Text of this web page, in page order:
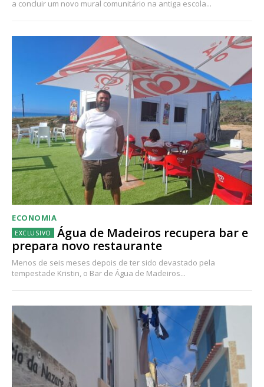
a concluir um novo mural comunitário na antiga escola...
ECONOMIA
Água de Madeiros recupera bar e
prepara novo restaurante
Menos de seis meses depois de ter sido devastado pela
tempestade Kristin, o Bar de Água de Madeiros...